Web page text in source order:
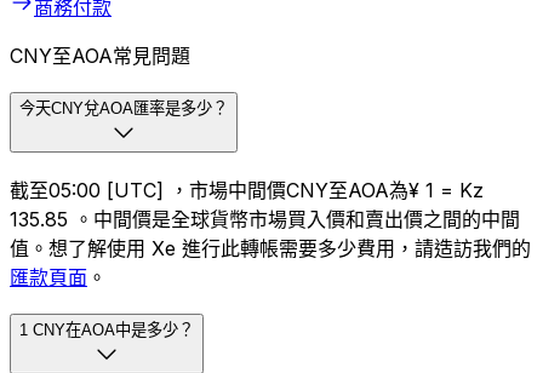
商務付款
CNY至AOA常見問題
今天CNY兌AOA匯率是多少？
截至05:00 [UTC] ，市場中間價CNY至AOA為¥ 1 = Kz
135.85 。中間價是全球貨幣市場買入價和賣出價之間的中間
值。想了解使用 Xe 進行此轉帳需要多少費用，請造訪我們的
匯款頁面 。
1 CNY在AOA中是多少？